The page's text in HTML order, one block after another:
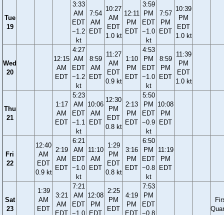
Tue
19
3:33
AM
EDT
−1.2
kt
7:54
AM
EDT
10:27
AM
EDT
1.0 kt
12:11
PM
EDT
3:59
PM
EDT
−1.0
kt
7:57
PM
EDT
10:39
PM
EDT
1.0 kt
Wed
20
12:15
AM
EDT
4:27
AM
EDT
−1.2
kt
8:59
AM
EDT
11:27
AM
EDT
0.9 kt
1:10
PM
EDT
4:53
PM
EDT
−1.0
kt
8:59
PM
EDT
11:39
PM
EDT
1.0 kt
Thu
21
1:17
AM
EDT
5:23
AM
EDT
−1.1
kt
10:06
AM
EDT
12:30
PM
EDT
0.8 kt
2:13
PM
EDT
5:50
PM
EDT
−0.9
kt
10:08
PM
EDT
Fri
22
12:40
AM
EDT
0.9 kt
2:19
AM
EDT
6:21
AM
EDT
−1.0
kt
11:10
AM
EDT
1:29
PM
EDT
0.8 kt
3:16
PM
EDT
6:50
PM
EDT
−0.8
kt
11:19
PM
EDT
Sat
23
1:39
AM
EDT
3:21
AM
EDT
7:21
AM
EDT
−1.0
12:08
PM
EDT
2:25
PM
EDT
4:19
PM
EDT
7:53
PM
EDT
−0.8